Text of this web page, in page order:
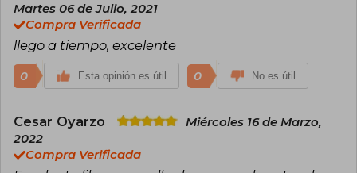
Martes 06 de Julio, 2021
Compra Verificada
llego a tiempo, excelente
0 Esta opinión es útil 0 No es útil
Cesar Oyarzo
Miércoles 16 de Marzo,
2022
Compra Verificada